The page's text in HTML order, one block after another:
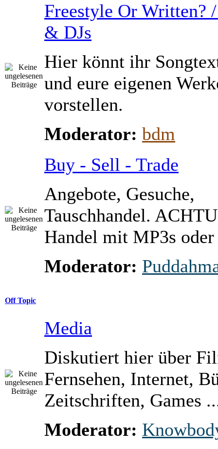
Freestyle Or Written?
& DJs
Hier könnt ihr
und eure eigenen
vorstellen.
Moderator: bdm
Buy - Sell - Trade
Angebote, Gesuche,
Tauschhandel.
Handel mit MP3s
Moderator:
Off Topic
Media
Diskutiert hier über
Fernsehen, Internet,
Zeitschriften, Games
Moderator: